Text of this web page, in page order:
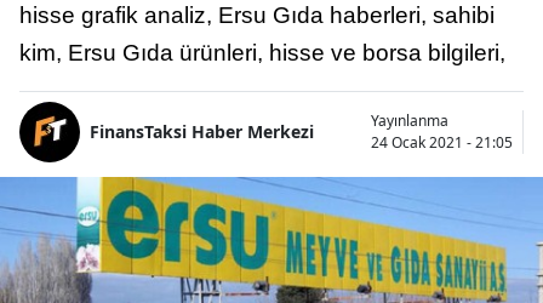
hisse grafik analiz, Ersu Gıda haberleri, sahibi
kim, Ersu Gıda ürünleri, hisse ve borsa bilgileri,
FinansTaksi Haber Merkezi
Yayınlanma
24 Ocak 2021 - 21:05